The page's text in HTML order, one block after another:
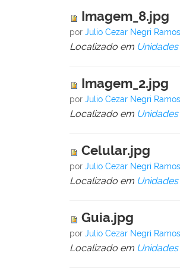
Imagem_8.jpg
porJulio Cezar Negri Ramos
Localizado em Unidades
Imagem_2.jpg
porJulio Cezar Negri Ramos
Localizado em Unidades
Celular.jpg
porJulio Cezar Negri Ramos
Localizado em Unidades
Guia.jpg
porJulio Cezar Negri Ramos
Localizado em Unidades